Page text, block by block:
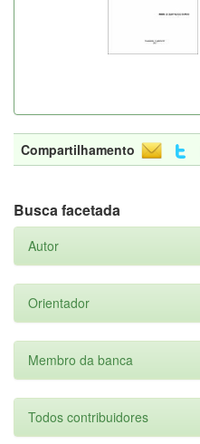
Compartilhamento
Busca facetada
Autor
Orientador
Membro da banca
Todos contribuidores